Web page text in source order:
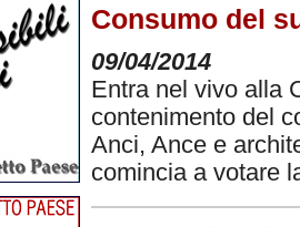
Consumo del
09/04/2014
Entra nel vivo alla
contenimento del
Anci, Ance e
comincia a votare